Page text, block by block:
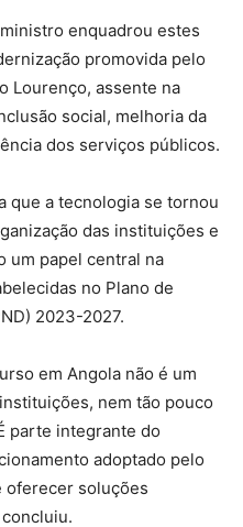
enquadrou estes
promovida pelo
Lourenço, assente na
social, melhoria da
dos serviços públicos.
que a tecnologia se tornou
das instituições e
um papel central na
no Plano de
2023-2027.
em Angola não é um
nem tão pouco
parte integrante do
adoptado pelo
oferecer soluções